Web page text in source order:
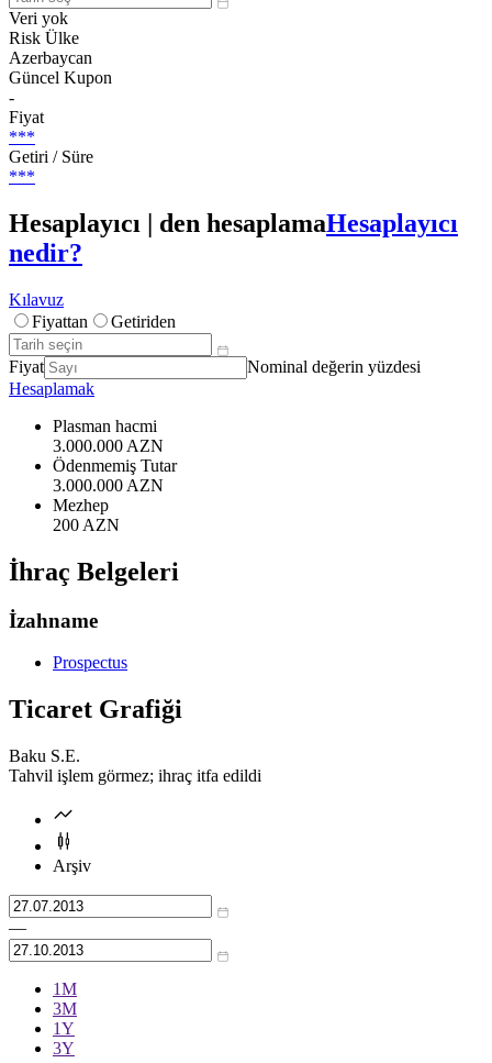
Veri yok
Risk Ülke
Azerbaycan
Güncel Kupon
-
Fiyat
***
Getiri / Süre
***
Hesaplayıcı | den hesaplamaHesaplayıcı
nedir?
Kılavuz
Fiyattan
Getiriden
Fiyat
Nominal değerin yüzdesi
Hesaplamak
Plasman hacmi
3.000.000 AZN
Ödenmemiş Tutar
3.000.000 AZN
Mezhep
200 AZN
İhraç Belgeleri
İzahname
Prospectus
Ticaret Grafiği
Baku S.E.
Tahvil işlem görmez; ihraç itfa edildi
Arşiv
—
1М
3М
1Y
3Y